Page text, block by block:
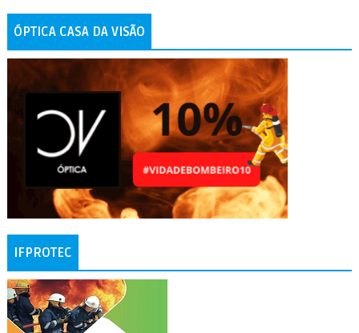
ÓPTICA CASA DA VISÃO
IFPROTEC